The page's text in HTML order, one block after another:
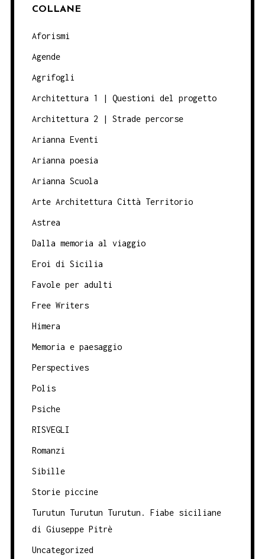
COLLANE
Aforismi
Agende
Agrifogli
Architettura 1 | Questioni del progetto
Architettura 2 | Strade percorse
Arianna Eventi
Arianna poesia
Arianna Scuola
Arte Architettura Città Territorio
Astrea
Dalla memoria al viaggio
Eroi di Sicilia
Favole per adulti
Free Writers
Himera
Memoria e paesaggio
Perspectives
Polis
Psiche
RISVEGLI
Romanzi
Sibille
Storie piccine
Turutun Turutun Turutun. Fiabe siciliane
di Giuseppe Pitrè
Uncategorized